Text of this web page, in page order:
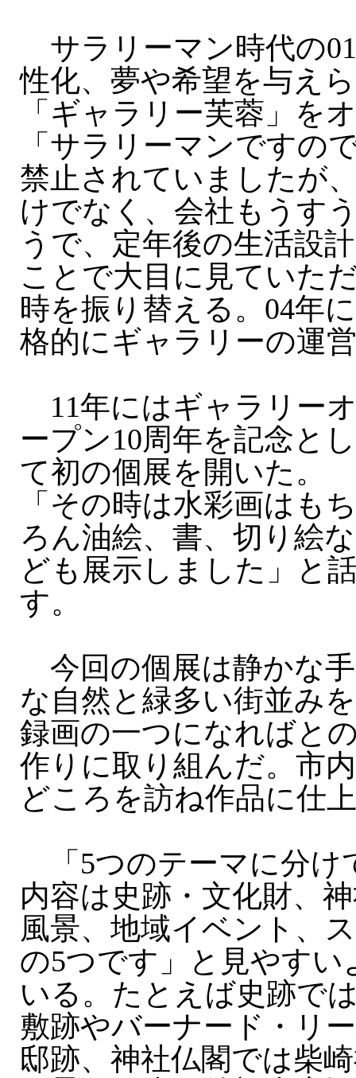
サラリーマン時代の
性化、夢や希望を与え
「ギャラリー芙蓉」を
「サラリーマンですの
禁止されていましたが
けでなく、会社もうす
うで、定年後の生活設
ことで大目に見ていた
時を振り替える。04年
格的にギャラリーの運
11年にはギャラリー
ープン10周年を記念とし
て初の個展を開いた。
「その時は水彩画はもち
ろん油絵、書、切り絵な
ども展示しました」と
す。
今回の個展は静かな
な自然と緑多い街並み
録画の一つになればと
作りに取り組んだ。市
どころを訪ね作品に仕
「5つのテーマに分け
内容は史跡・文化財、
風景、地域イベント、
の5つです」と見やすい
いる。たとえば史跡で
敷跡やバーナード・リ
邸跡、神社仏閣では柴